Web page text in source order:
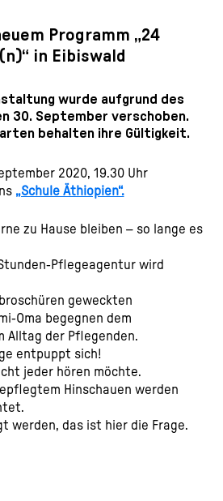
Programm „24
in Eibiswald
wurde aufgrund des
30. September verschoben.
behalten ihre Gültigkeit.
2020, 19.30 Uhr
„Schule Äthiopien“.
zu Hause bleiben – so lange es
Pflegeagentur wird
geweckten
Oma begegnen dem
Alltag der Pflegenden.
entpuppt sich!
jeder hören möchte.
Hinschauen werden
werden, das ist hier die Frage.